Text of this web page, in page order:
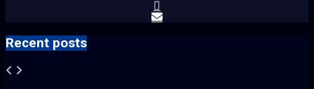
Recent posts